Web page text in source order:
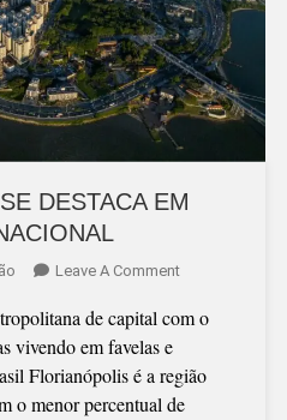
DESTACA EM
Leave A CommentOn
CATARINA
DESTACA
EM
de capital com o
vivendo em favelas e
Florianópolis é a região
o menor percentual de